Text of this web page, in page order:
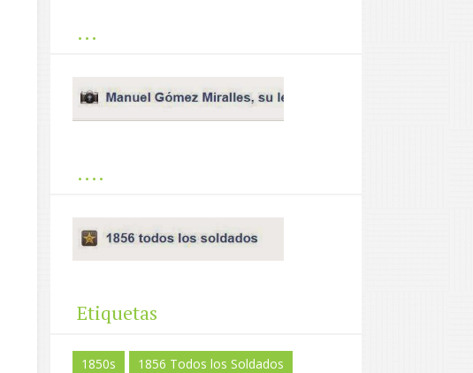
...
....
Etiquetas
1850s
1856 Todos los Soldados